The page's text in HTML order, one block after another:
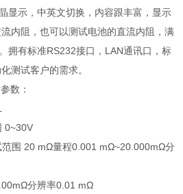
显示，中英文切换，内容跟丰富，显示
内阻，也可以测试电池的直流内阻，满
拥有标准RS232接口，LAN通讯口，标
测试客户的需求。
数：
0~30V
范围 20 mΩ量程0.001 mΩ~20.000mΩ分
分辨率0.01 mΩ